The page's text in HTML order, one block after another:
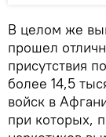
В целом же
прошел
присутствия
более 14,5
войск в
при которых,